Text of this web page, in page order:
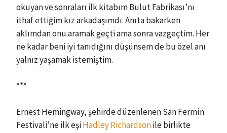
okuyan ve sonraları ilk kitabım Bulut Fabrikası’nı
ithaf ettiğim kız arkadaşımdı. Anıta bakarken
aklımdan onu aramak geçti ama sonra vazgeçtim. Her
ne kadar beni iyi tanıdığını düşünsem de bu özel anı
yalnız yaşamak istemiştim.
***
Ernest Hemingway, şehirde düzenlenen San Fermín
Festivali’ne ilk eşiHadley Richardsonile birlikte